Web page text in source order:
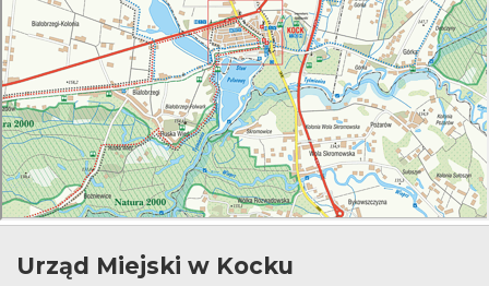
Urząd Miejski w Kocku